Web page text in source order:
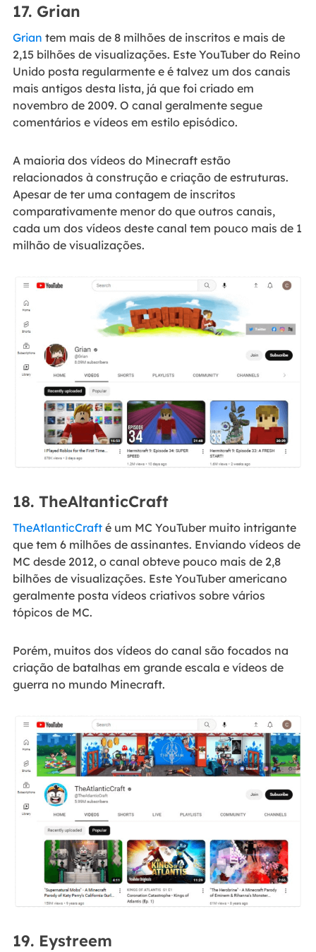
17. Grian
Grian tem mais de 8 milhões de inscritos e mais de
2,15 bilhões de visualizações. Este YouTuber do Reino
Unido posta regularmente e é talvez um dos canais
mais antigos desta lista, já que foi criado em
novembro de 2009. O canal geralmente segue
comentários e vídeos em estilo episódico.
A maioria dos vídeos do Minecraft estão
relacionados à construção e criação de estruturas.
Apesar de ter uma contagem de inscritos
comparativamente menor do que outros canais,
cada um dos vídeos deste canal tem pouco mais de 1
milhão de visualizações.
18. TheAltanticCraft
TheAtlanticCrafté um MC YouTuber muito intrigante
que tem 6 milhões de assinantes. Enviando vídeos de
MC desde 2012, o canal obteve pouco mais de 2,8
bilhões de visualizações. Este YouTuber americano
geralmente posta vídeos criativos sobre vários
tópicos de MC.
Porém, muitos dos vídeos do canal são focados na
criação de batalhas em grande escala e vídeos de
guerra no mundo Minecraft.
19. Eystreem